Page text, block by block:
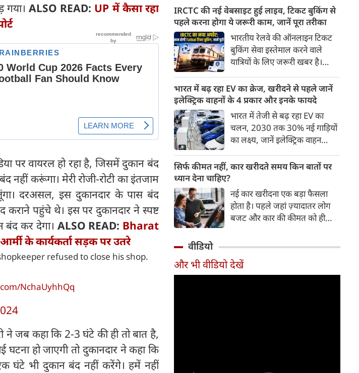
गया। ALSO READ: UP में कैसा रहा
पर वायरल हो रहा है, जिसमें दुकान बंद
नहीं करूंगा। मेरी रोजी-रोटी का इंतजाम
दरअसल, इस दुकानदार के पास बंद
पहुंचे थे। इस पर दुकानदार ने स्पष्ट
बंद कर देगा। ALSO READ: Bharat
के कार्यकर्ता सड़क पर उतरे
refused to close his shop.
NchaUyhhQq
जब कहा कि 2-3 घंटे की ही तो बात है,
हो जाएगी तो दुकानदार ने कहा कि
एक घंटे भी दुकान बंद नहीं करेंगे। हमें नहीं
भू-राजनीति से लेकर कृत्रिम
बुद्धिमत्ता, जलवायु परिवर्तन से लेकर
क्रिकेट तक हर विषय पर बहस कर
सकते हैं, तो उस जीव पर भी एक
गंभीर चर्चा बनती है जिसने किसी भी
सभ्यता से पहले इंसान का साथ चुना
था। दुर्भाग्य यह है कि आज कुत्तों के
बारे में हमारी राय पशु-चिकित्सकों,
व्यवहार वैज्ञानिकों या विशेषज्ञों से
कम... और व्हाट्सऐप यूनिवर्सिटी से
ज़्यादा बनती है।
IRCTC की नई वेबसाइट हुई लाइव, टिकट बुकिंग से
पहले करना होगा ये जरूरी काम, जानें पूरा तरीका
भारतीय रेलवे की ऑनलाइन टिकट
बुकिंग सेवा इस्तेमाल करने वाले
यात्रियों के लिए जरूरी खबर है।
वेबसाइट का बीटा वर्जन लॉन्च कर
दिया है। करीब 24 साल पुराने
इंटरफेस के बाद वेबसाइट को नए
डिजाइन और कई नए फीचर्स के साथ
अपडेट किया गया है।
भारत में बढ़ रहा EV का क्रेज, खरीदने से पहले जानें
इलेक्ट्रिक वाहनों के 4 प्रकार और इनके फायदे
भारत में तेजी से बढ़ रहा EV का
चलन, 2030 तक 30% नई गाड़ियों
का लक्ष्य, जानें इलेक्ट्रिक वाहन
200 अरब रुपए का मौका
सिर्फ कीमत नहीं, कार खरीदते समय किन बातों पर
ध्यान देना चाहिए?
नई कार खरीदना एक बड़ा फैसला
होता है। पहले जहां ज़्यादातर लोग
बजट और कार की कीमत को ही
खरीदते समय किन बातों पर ध्यान
देना चाहिए।
वीडियो
और भी वीडियो देखें